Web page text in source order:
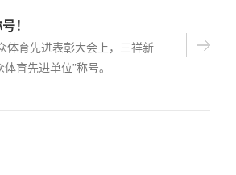
！
育先进表彰大会上，三祥新
育先进单位”称号。